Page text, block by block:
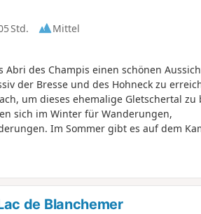
Std.
Mittel
des Champis einen schönen
der Bresse und des Hohneck zu
um dieses ehemalige Gletschertal zu
sich im Winter für Wanderungen,
Im Sommer gibt es auf dem
de Blanchemer